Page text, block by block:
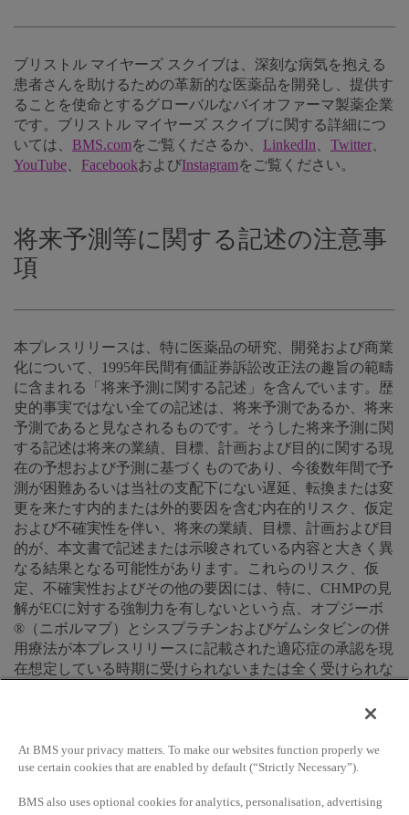
ブリストル マイヤーズ スクイブは、深刻な病気を抱える
患者さんを助けるための革新的な医薬品を開発し、提供す
ることを使命とするグローバルなバイオファーマ製薬企業
です。ブリストル マイヤーズ スクイブに関する詳細につ
いては、 BMS.comをご覧くださるか、 LinkedIn Twitter
YouTube
FacebookおよびInstagramをご覧ください。
将来予測等に関する記述の注意事
項
本プレスリリースは、特に医薬品の研究、開発および商業
化について、1995年民間有価証券訴訟改正法の趣旨の範疇
に含まれる「将来予測に関する記述」を含んでいます。歴
史的事実ではない全ての記述は、将来予測であるか、将来
予測であると見なされるものです。そうした将来予測に関
する記述は将来の業績、目標、計画および目的に関する現
在の予想および予測に基づくものであり、今後数年間で予
測が困難あるいは当社の支配下にない遅延、転換または変
更を来たす内的または外的要因を含む内在的リスク、仮定
および不確実性を伴い、将来の業績、目標、計画および目
的が、本文書で記述または示唆されている内容と大きく異
なる結果となる可能性があります。これらのリスク、仮
定、不確実性およびその他の要因には、特に、CHMPの見
解がECに対する強制力を有しないという点、オプジーボ
®（ニボルマブ）とシスプラチンおよびゲムシタビンの併
用療法が本プレスリリースに記載された適応症の承認を現
在想定している時期に受けられないまたは全く受けられな
限される可能性、また承認された場合でも、そのような併
成功するかどうかは不明であるという点が含まれていま
す。将来予測に関するいかなる記述も保証されるものでは
は、ブリストル マイヤーズ スクイブの事業と市場に影響
At BMS your privacy matters. To make our websites function properly we
use certain cookies that are enabled by default (“Strictly Necessary”).
BMS also uses optional cookies for analytics, personalisation, advertising